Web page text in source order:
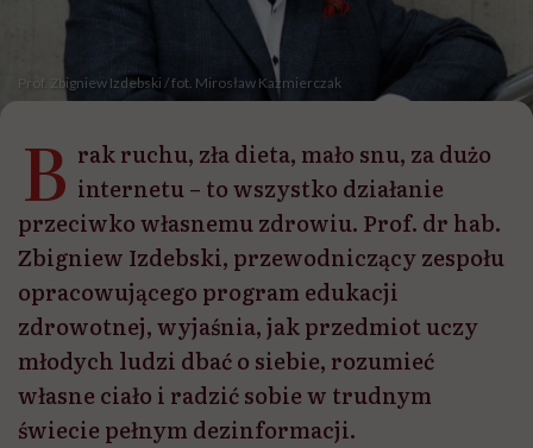
Prof. Zbigniew Izdebski / fot. Mirosław Kaźmierczak
B rak ruchu, zła dieta, mało snu, za dużo
internetu – to wszystko działanie
przeciwko własnemu zdrowiu. Prof. dr hab.
Zbigniew Izdebski, przewodniczący zespołu
opracowującego program edukacji
zdrowotnej, wyjaśnia, jak przedmiot uczy
młodych ludzi dbać o siebie, rozumieć
własne ciało i radzić sobie w trudnym
świecie pełnym dezinformacji.